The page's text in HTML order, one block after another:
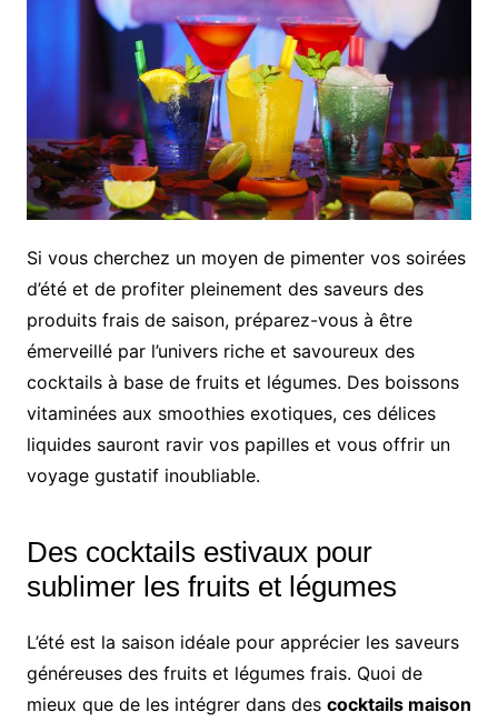
Si vous cherchez un moyen de pimenter vos soirées
d’été et de profiter pleinement des saveurs des
produits frais de saison, préparez-vous à être
émerveillé par l’univers riche et savoureux des
cocktails à base de fruits et légumes. Des boissons
vitaminées aux smoothies exotiques, ces délices
liquides sauront ravir vos papilles et vous offrir un
voyage gustatif inoubliable.
Des cocktails estivaux pour
sublimer les fruits et légumes
L’été est la saison idéale pour apprécier les saveurs
généreuses des fruits et légumes frais. Quoi de
mieux que de les intégrer dans des cocktails maison